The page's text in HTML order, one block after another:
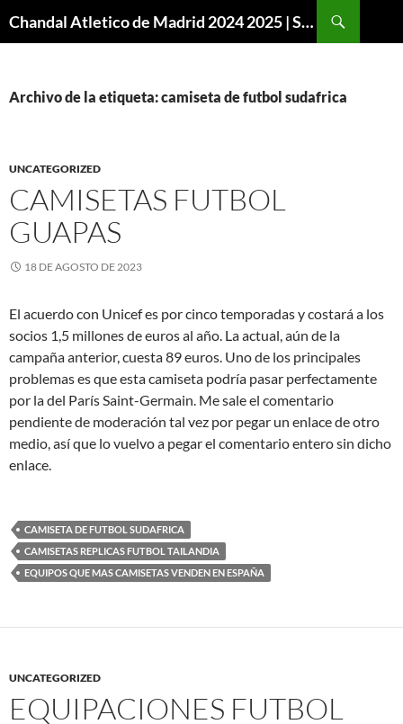
Chandal Atletico de Madrid 2024 2025 | SuperVigo
Archivo de la etiqueta: camiseta de futbol sudafrica
UNCATEGORIZED
CAMISETAS FUTBOL
GUAPAS
18 DE AGOSTO DE 2023
El acuerdo con Unicef es por cinco temporadas y costará a los
socios 1,5 millones de euros al año. La actual, aún de la
campaña anterior, cuesta 89 euros. Uno de los principales
problemas es que esta camiseta podría pasar perfectamente
por la del París Saint-Germain. Me sale el comentario
pendiente de moderación tal vez por pegar un enlace de otro
medio, así que lo vuelvo a pegar el comentario entero sin dicho
enlace.
CAMISETA DE FUTBOL SUDAFRICA
CAMISETAS REPLICAS FUTBOL TAILANDIA
EQUIPOS QUE MAS CAMISETAS VENDEN EN ESPAÑA
UNCATEGORIZED
EQUIPACIONES FUTBOL